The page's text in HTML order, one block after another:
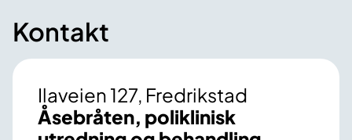
Kontakt
Ilaveien 127, Fredrikstad
Åsebråten, poliklinisk